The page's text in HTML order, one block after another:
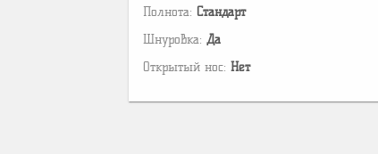
Полнота: Стандарт
Шнуровка: Да
Открытый нос: Нет